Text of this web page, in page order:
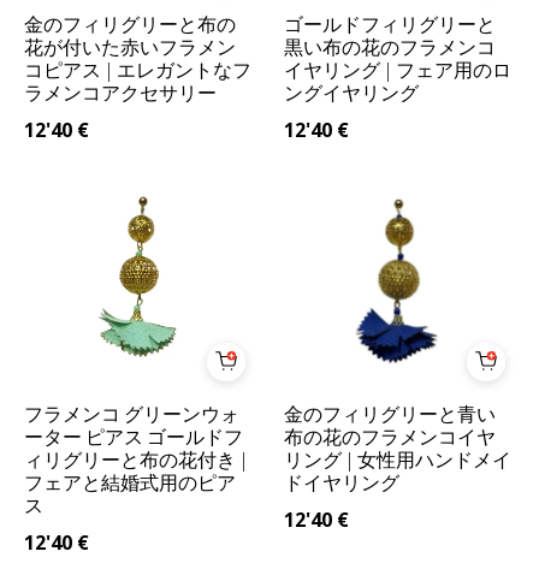
金のフィリグリーと布の
花が付いた赤いフラメン
コピアス | エレガントなフ
ラメンコアクセサリー
12'40 €
ゴールドフィリグリーと
黒い布の花のフラメンコ
イヤリング | フェア用のロ
ングイヤリング
12'40 €
フラメンコ グリーンウォ
ーター ピアス ゴールドフ
ィリグリーと布の花付き |
フェアと結婚式用のピア
ス
12'40 €
金のフィリグリーと青い
布の花のフラメンコイヤ
リング | 女性用ハンドメイ
ドイヤリング
12'40 €